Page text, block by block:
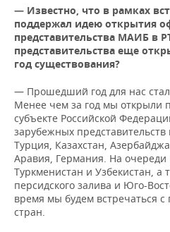
— Известно, что в рамках
поддержал идею открытия
представительства МАИБ в
представительства еще
год существования?
— Прошедший год для нас
Менее чем за год мы открыли
субъекте Российской
зарубежных представительств
Турция, Казахстан,
Аравия, Германия. На очереди
Туркменистан и Узбекистан, а
персидского залива и Юго-
время мы будем встречаться
стран.